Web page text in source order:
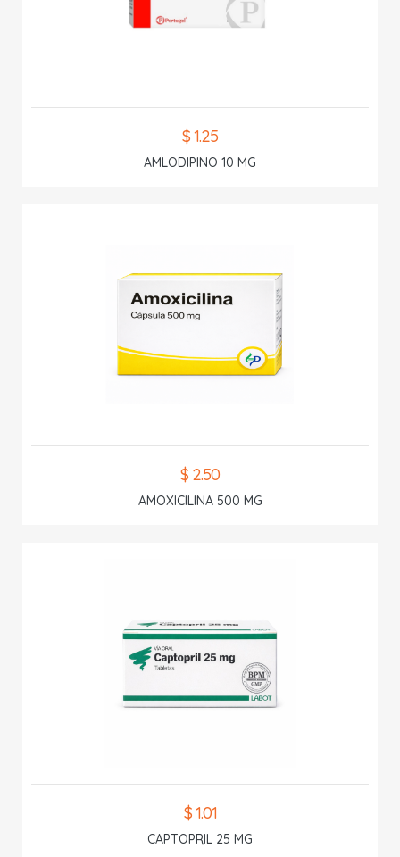
$ 1.25
AMLODIPINO 10 MG
$ 2.50
AMOXICILINA 500 MG
$ 1.01
CAPTOPRIL 25 MG